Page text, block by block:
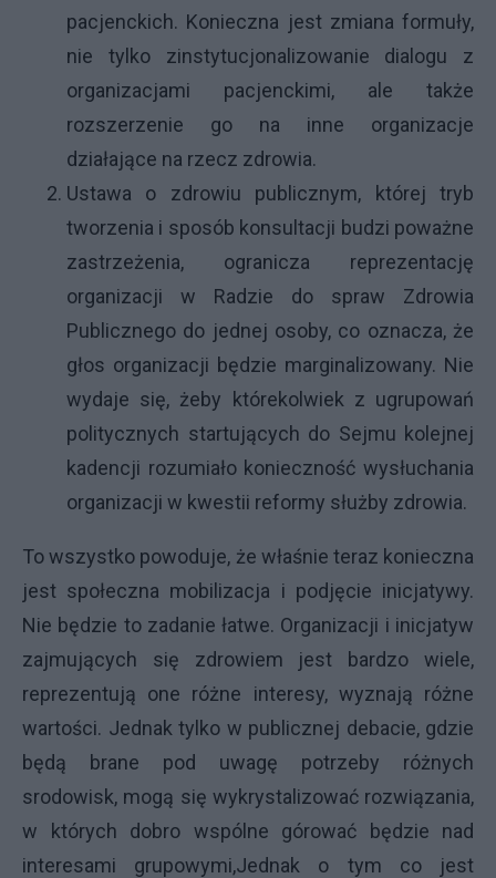
pacjenckich. Konieczna jest zmiana formuły,
nie tylko zinstytucjonalizowanie dialogu z
organizacjami pacjenckimi, ale także
rozszerzenie go na inne organizacje
działające na rzecz zdrowia.
Ustawa o zdrowiu publicznym, której tryb
tworzenia i sposób konsultacji budzi poważne
zastrzeżenia, ogranicza reprezentację
organizacji w Radzie do spraw Zdrowia
Publicznego do jednej osoby, co oznacza, że
głos organizacji będzie marginalizowany. Nie
wydaje się, żeby którekolwiek z ugrupowań
politycznych startujących do Sejmu kolejnej
kadencji rozumiało konieczność wysłuchania
organizacji w kwestii reformy służby zdrowia.
To wszystko powoduje, że właśnie teraz konieczna
jest społeczna mobilizacja i podjęcie inicjatywy.
Nie będzie to zadanie łatwe. Organizacji i inicjatyw
zajmujących się zdrowiem jest bardzo wiele,
reprezentują one różne interesy, wyznają różne
wartości. Jednak tylko w publicznej debacie, gdzie
będą brane pod uwagę potrzeby różnych
srodowisk, mogą się wykrystalizować rozwiązania,
w których dobro wspólne górować będzie nad
interesami grupowymi,Jednak o tym co jest